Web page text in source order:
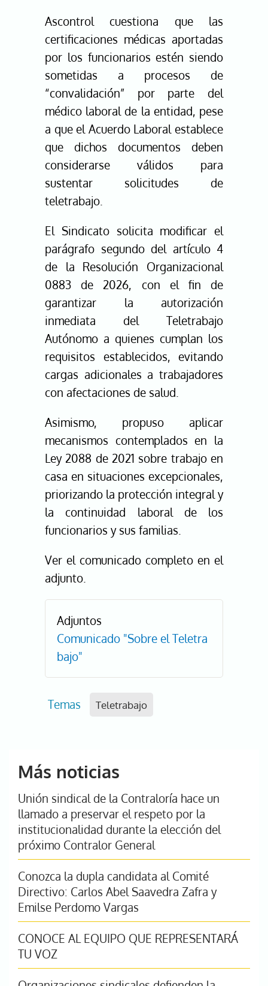
Ascontrol cuestiona que las
certificaciones médicas aportadas
por los funcionarios estén siendo
sometidas a procesos de
“convalidación” por parte del
médico laboral de la entidad, pese
a que el Acuerdo Laboral establece
que dichos documentos deben
considerarse válidos para
sustentar solicitudes de
teletrabajo.
El Sindicato solicita modificar el
parágrafo segundo del artículo 4
de la Resolución Organizacional
0883 de 2026, con el fin de
garantizar la autorización
inmediata del Teletrabajo
Autónomo a quienes cumplan los
requisitos establecidos, evitando
cargas adicionales a trabajadores
con afectaciones de salud.
Asimismo, propuso aplicar
mecanismos contemplados en la
Ley 2088 de 2021 sobre trabajo en
casa en situaciones excepcionales,
priorizando la protección integral y
la continuidad laboral de los
funcionarios y sus familias.
Ver el comunicado completo en el
adjunto.
Adjuntos
Comunicado "Sobre el Teletra
bajo"
Temas Teletrabajo
Más noticias
Unión sindical de la Contraloría hace un
llamado a preservar el respeto por la
institucionalidad durante la elección del
próximo Contralor General
Conozca la dupla candidata al Comité
Directivo: Carlos Abel Saavedra Zafra y
Emilse Perdomo Vargas
CONOCE AL EQUIPO QUE REPRESENTARÁ
TU VOZ